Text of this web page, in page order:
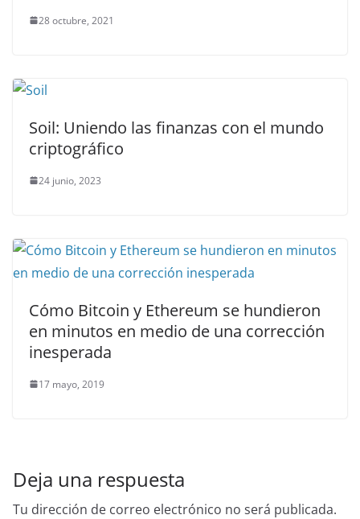
28 octubre, 2021
Soil: Uniendo las finanzas con el mundo
criptográfico
24 junio, 2023
Cómo Bitcoin y Ethereum se hundieron
en minutos en medio de una corrección
inesperada
17 mayo, 2019
Deja una respuesta
Tu dirección de correo electrónico no será publicada.